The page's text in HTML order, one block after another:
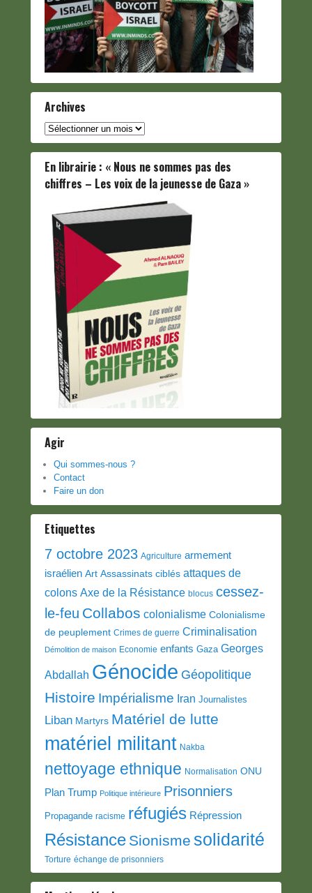
Archives
Archives
En librairie : « Nous ne sommes pas des
chiffres – Les voix de la jeunesse de Gaza »
Agir
Qui sommes-nous ?
Contact
Faire un don
Etiquettes
7 octobre 2023 Agriculture armement
israélien Art Assassinats ciblés attaques de
colons Axe de la Résistance blocus cessez-
le-feu Collabos colonialisme Colonialisme
de peuplement Crimes de guerre Criminalisation
Démolition de maison Economie enfants Gaza Georges
Abdallah Génocide Géopolitique
Histoire Impérialisme Iran Journalistes
Liban Martyrs Matériel de lutte
matériel militant Nakba
nettoyage ethnique Normalisation ONU
Plan Trump Politique intérieure Prisonniers
Propagande racisme réfugiés Répression
Résistance Sionisme solidarité
Torture échange de prisonniers